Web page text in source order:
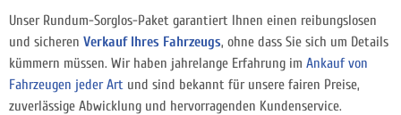
Unser Rundum-Sorglos-Paket garantiert Ihnen einen reibungslosen
und sicheren Verkauf Ihres Fahrzeugs, ohne dass Sie sich um Details
kümmern müssen. Wir haben jahrelange Erfahrung im Ankauf von
Fahrzeugen jeder Art und sind bekannt für unsere fairen Preise,
zuverlässige Abwicklung und hervorragenden Kundenservice.